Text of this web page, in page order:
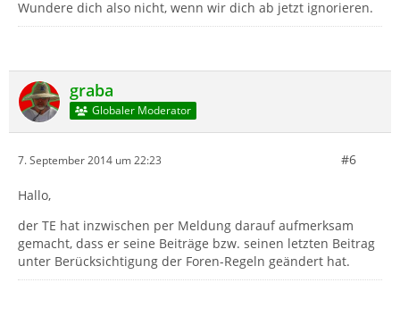
Wundere dich also nicht, wenn wir dich ab jetzt ignorieren.
graba
Globaler Moderator
7. September 2014 um 22:23 #6
Hallo,
der TE hat inzwischen per Meldung darauf aufmerksam
gemacht, dass er seine Beiträge bzw. seinen letzten Beitrag
unter Berücksichtigung der Foren-Regeln geändert hat.